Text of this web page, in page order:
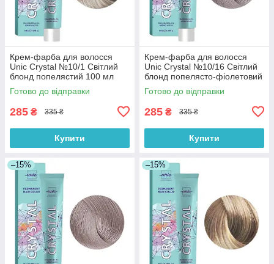
Крем-фарба для волосся
Unic Crystal №10/1 Світлий
блонд попелястий 100 мл
Готово до відправки
285 ₴ 335 ₴
Купити
Крем-фарба для волосся
Unic Crystal №10/16 Світлий
блонд попелясто-фіолетовий
100 мл
Готово до відправки
285 ₴ 335 ₴
Купити
–15% –15%